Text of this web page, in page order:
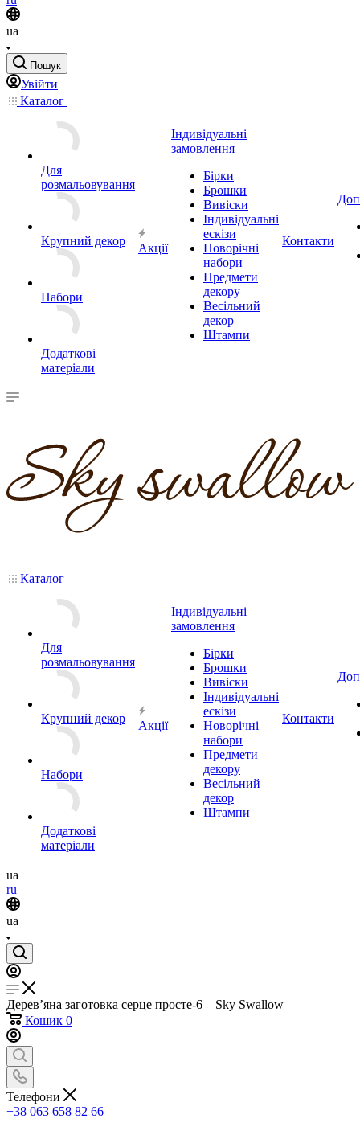
ua
Пошук
Увійти
Каталог
Для
розмальовування
Крупний декор
Набори
Додаткові
матеріали
Акції
Індивідуальні
замовлення
Бірки
Брошки
Вивіски
Індивідуальні
ескізи
Новорічні
набори
Предмети
декору
Весільний
декор
Штампи
Контакти
Каталог
Для
розмальовування
Крупний декор
Набори
Додаткові
матеріали
Акції
Індивідуальні
замовлення
Бірки
Брошки
Вивіски
Індивідуальні
ескізи
Новорічні
набори
Предмети
декору
Весільний
декор
Штампи
Контакти
ua
ru
ua
Дерев’яна заготовка серце просте-6 – Sky Swallow
Кошик 0
Телефони
+38 063 658 82 66